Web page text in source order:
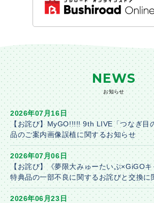
NEWS
お知らせ
2026年07月16日
【お詫び】MyGO!!!!! 9th LIVE「つなぎ目
品のご案内画像誤植に関するお知らせ
2026年07月06日
【お詫び】《夢限大みゅーたいぷ×GiGO
特典品の一部不良に関するお詫びと交換に
2026年06月23日